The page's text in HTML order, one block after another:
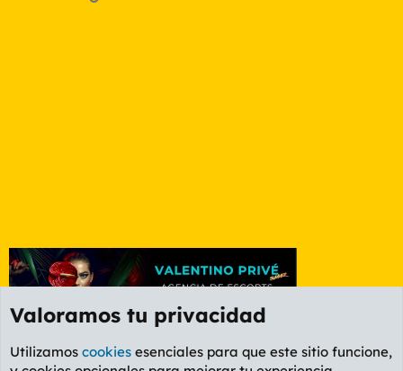
Valoramos tu privacidad
Utilizamos cookies esenciales para que este sitio funcione,